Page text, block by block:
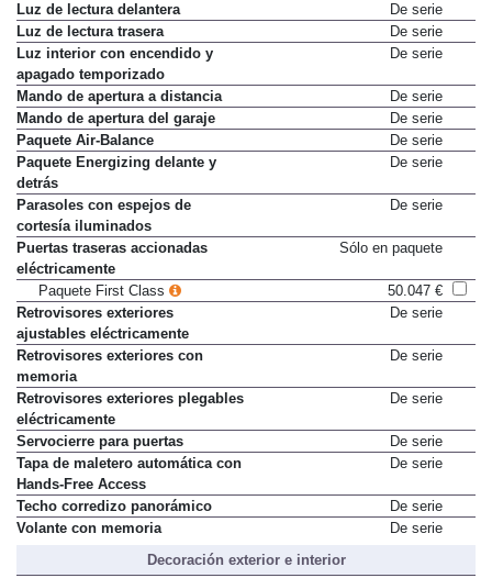
Luz de lectura delantera
De serie
Luz de lectura trasera
De serie
Luz interior con encendido y
apagado temporizado
De serie
Mando de apertura a distancia
De serie
Mando de apertura del garaje
De serie
Paquete Air-Balance
De serie
Paquete Energizing delante y
detrás
De serie
Parasoles con espejos de
cortesía iluminados
De serie
Puertas traseras accionadas
eléctricamente
Sólo en paquete
Paquete First Class
50.047 €
Retrovisores exteriores
ajustables eléctricamente
De serie
Retrovisores exteriores con
memoria
De serie
Retrovisores exteriores plegables
eléctricamente
De serie
Servocierre para puertas
De serie
Tapa de maletero automática con
Hands-Free Access
De serie
Techo corredizo panorámico
De serie
Volante con memoria
De serie
Decoración exterior e interior